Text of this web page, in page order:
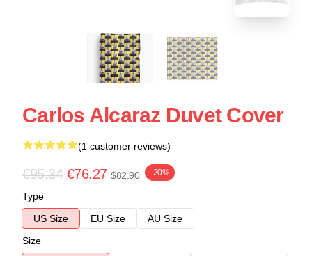
Carlos Alcaraz Duvet Cover
(1 customer reviews)
€95.34 €76.27 $82.90 -20%
Type
US Size
EU Size
AU Size
Size